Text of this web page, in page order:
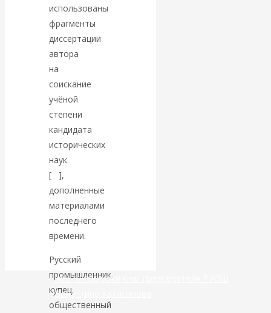
ВАлентин
Катасонов.
Воздушные
коридоры:
«Паутина-2»
провалилась, но
маршруты в
небе никуда не
делись
использованы
фрагменты
диссертации
автора
на
соискание
учёной
степени
кандидата
исторических
наук
[ [i]],
дополненные
материалами
последнего
времени.
Русский
промышленник,
купец,
общественный
Место продажи книг председателя РЭОШ
Валентина Катасонова